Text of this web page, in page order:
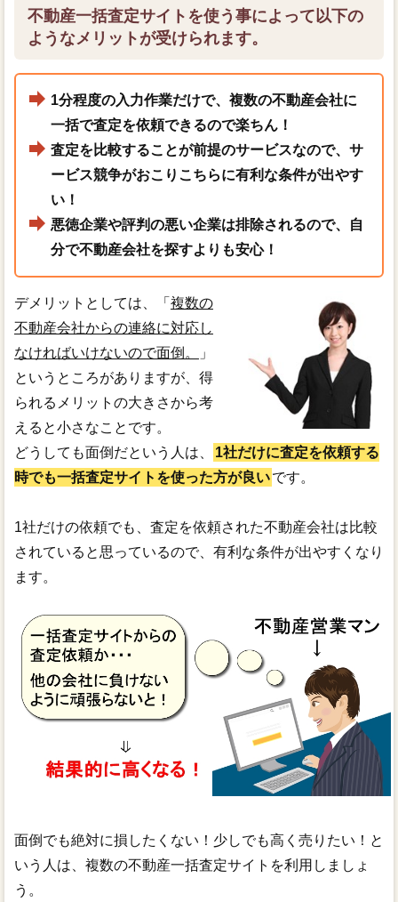
不動産一括査定サイトを使う事によって以下の
ようなメリットが受けられます。
1分程度の入力作業だけで、複数の不動産会社に
一括で査定を依頼できるので楽ちん！
査定を比較することが前提のサービスなので、サ
ービス競争がおこりこちらに有利な条件が出やす
い！
悪徳企業や評判の悪い企業は排除されるので、自
分で不動産会社を探すよりも安心！
デメリットとしては、「 複数の
不動産会社からの連絡に対応し
なければいけないので面倒。
」
というところがありますが、得
られるメリットの大きさから考
えると小さなことです。
どうしても面倒だという人は、
1社だけに査定を依頼する
時でも一括査定サイトを使った方が良いです。
1社だけの依頼でも、査定を依頼された不動産会社は比較
されていると思っているので、有利な条件が出やすくなり
ます。
面倒でも絶対に損したくない！少しでも高く売りたい！と
いう人は、複数の不動産一括査定サイトを利用しましょ
う。